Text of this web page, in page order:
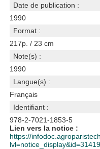
Date de publication :
1990
Format :
217p. / 23 cm
Note(s) :
1990
Langue(s) :
Français
Identifiant :
978-2-7021-1853-5
Lien vers la notice :
https://
lvl=notice_display&id=31419